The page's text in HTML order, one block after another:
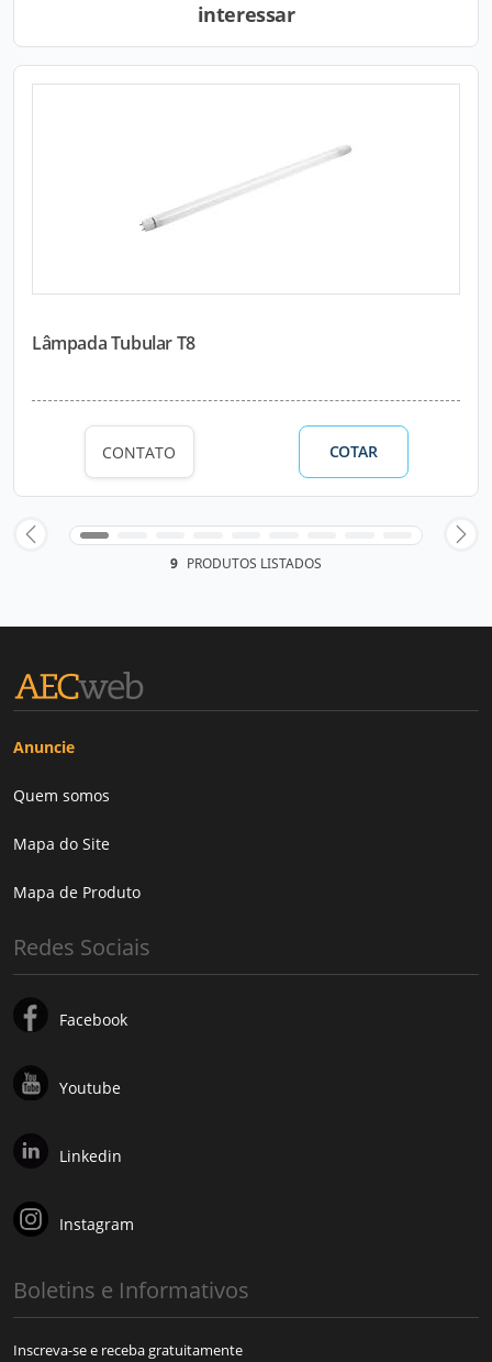
interessar
Lâmpada Tubular T8
CONTATO COTAR
9 PRODUTOS LISTADOS
Anuncie
Quem somos
Mapa do Site
Mapa de Produto
Redes Sociais
Facebook
Youtube
Linkedin
Instagram
Boletins e Informativos
Inscreva-se e receba gratuitamente